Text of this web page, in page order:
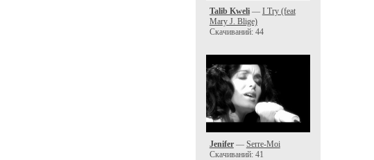
Talib Kweli— I Try (feat
Mary J. Blige)
Скачиваний: 44
Jenifer— Serre-Moi
Скачиваний: 41